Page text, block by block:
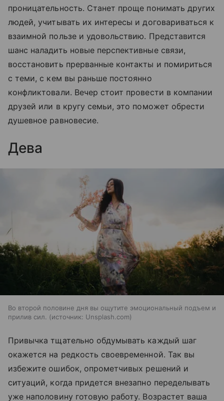
проницательность. Станет проще понимать других
людей, учитывать их интересы и договариваться к
взаимной пользе и удовольствию. Представится
шанс наладить новые перспективные связи,
восстановить прерванные контакты и помириться
с теми, с кем вы раньше постоянно
конфликтовали. Вечер стоит провести в компании
друзей или в кругу семьи, это поможет обрести
душевное равновесие.
Дева
Во второй половине дня вы ощутите эмоциональный подъем и
прилив сил.
источник: Unsplash.com
Привычка тщательно обдумывать каждый шаг
окажется на редкость своевременной. Так вы
избежите ошибок, опрометчивых решений и
ситуаций, когда придется внезапно переделывать
уже наполовину готовую работу. Возрастет ваша